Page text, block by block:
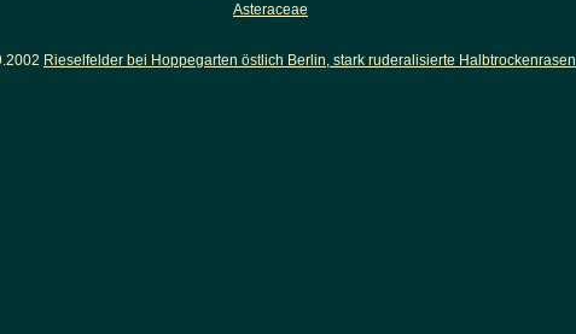
Asteraceae
Rieselfelder bei Hoppegarten östlich Berlin, stark ruderalisierte Halbtrockenrasen